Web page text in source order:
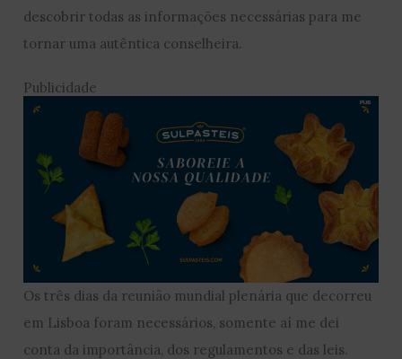
descobrir todas as informações necessárias para me
tornar uma autêntica conselheira.
Publicidade
Os três dias da reunião mundial plenária que decorreu
em Lisboa foram necessários, somente aí me dei
conta da importância, dos regulamentos e das leis.